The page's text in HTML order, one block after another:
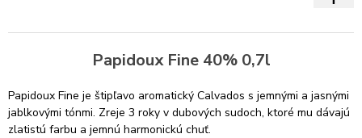
Papidoux Fine 40% 0,7l
Papidoux Fine je štipľavo aromatický Calvados s jemnými a jasnými
jablkovými tónmi. Zreje 3 roky v dubových sudoch, ktoré mu dávajú
zlatistú farbu a jemnú harmonickú chuť.